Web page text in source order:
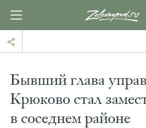
Бывший глава
Крюково стал
в соседнем районе